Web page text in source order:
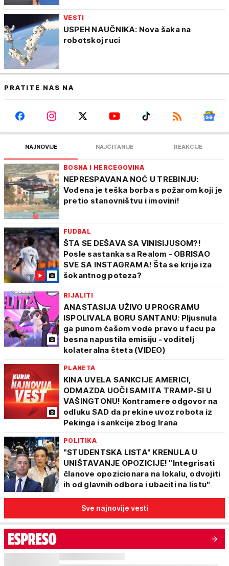
VESTI
USPEH NAUČNIKA: Nova šaka na
robotskoj ruci
PRATITE NAS NA
NAJNOVIJE NAJČITANIJE REAKCIJE
BOSNA I HERCEGOVINA
NEPRESPAVANA NOĆ U TREBINJU:
Vođena je teška borba s požarom koji je
pretio stanovništvu i imovini!
FUDBAL
ŠTA SE DEŠAVA SA VINISIJUSOM?!
Posle sastanka sa Realom - OBRISAO
SVE SA INSTAGRAMA! Šta se krije iza
šokantnog poteza?
RIJALITI
ANASTASIJA UŽIVO U PROGRAMU
ISPOLIVALA BORU SANTANU: Pljusnula
ga punom čašom vode pravo u facu pa
besna napustila emisiju - voditelj
kolateralna šteta (VIDEO)
PLANETA
KINA UVELA SANKCIJE AMERICI,
ODMAZDA UOČI SAMITA TRAMP-SI U
VAŠINGTONU! Kontramere odgovor na
odluku SAD da prekine uvoz robota iz
Pekinga i sankcije zbog Irana
POLITIKA
"STUDENTSKA LISTA" KRENULA U
UNIŠTAVANJE OPOZICIJE! "Integrisati
članove opozicionara na lokalu, odvojiti
ih od glavnih odbora i ubaciti na listu"
Sve najnovije vesti